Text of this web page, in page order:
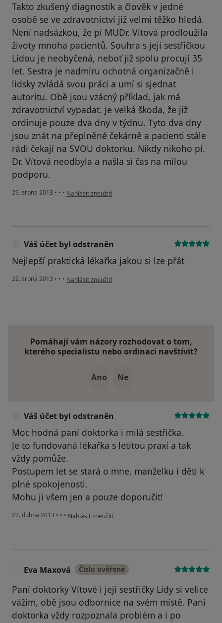
Takto zkušený diagnostik a člověk v jedné
osobě se ve zdravotnictví již velmi těžko hledá.
Není nadsázkou, že pí MUDr. Vítová prodloužila
životy mnoha pacientů. Souhra s její sestřičkou
Lídou je neobyčená, neboť již spolu procují 35
let. Sestra je nadmíru ochotná organizačně i
lidsky zvládá svou práci a umí si sjednat
autoritu. Obě jsou vzácný příklad, jak má
zdravotnictví vypadat. Je velká škoda, že již
ordinuje pouze dva dny v týdnu. Tyto dva dny
jsou znát na přeplněné čekárně a pacienti stále
rádi čekají na SVOU doktorku. Nikdy nikoho pí.
Dr. Vítová neodbyla a našla si čas na milou
podporu.
29. srpna 2013 • • • podle názoru uživatele Váš účet byl odstraněn
Nahlásit zneužití
Váš účet byl odstraněn
Nejlepší praktická lékařka jakou si lze přát
22. srpna 2013 • • • podle názoru uživatele Váš účet byl odstraněn
Nahlásit zneužití
Pomáhají vám názory rozhodovat o tom,
kterého specialistu nebo ordinaci navštívit?
Ano Ne
Váš účet byl odstraněn
Moc hodná paní doktorka i milá sestřička.
Je to fundovaná lékařka s letitou praxí a tak
vždy pomůže.
Postupem let se stará o mne, manželku i děti k
plné spokojenosti.
Mohu ji všem jen a pouze doporučit!
22. dubna 2013 • • • podle názoru uživatele Váš účet byl odstraněn
Nahlásit zneužití
Eva Maxová Číslo ověřené
Paní doktorky Vítové i její sestřičky Lídy si velice
vážím, obě jsou odbornice na svém místě. Paní
doktorka vždy rozpoznala problém a i po